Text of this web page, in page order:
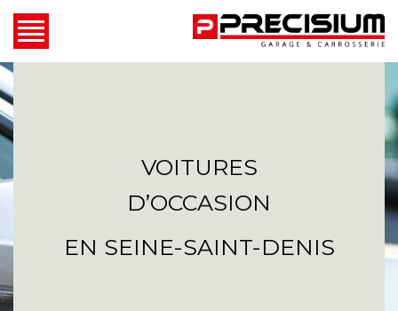
VOITURES
D’OCCASION
EN SEINE-SAINT-DENIS